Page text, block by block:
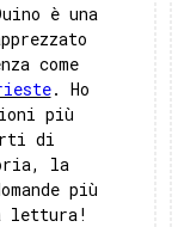
è una
come
. Ho
più
di
la
più
lettura!